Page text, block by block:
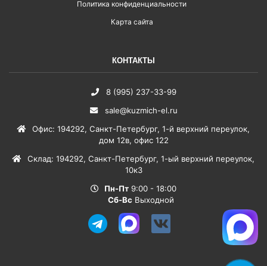
Политика конфиденциальности
Карта сайта
КОНТАКТЫ
8 (995) 237-33-99
sale@kuzmich-el.ru
Офис: 194292, Санкт-Петербург, 1-й верхний переулок,
дом 12в, офис 122
Склад: 194292, Санкт-Петербург, 1-ый верхний переулок,
10к3
Пн-Пт 9:00 - 18:00
Сб-Вс Выходной